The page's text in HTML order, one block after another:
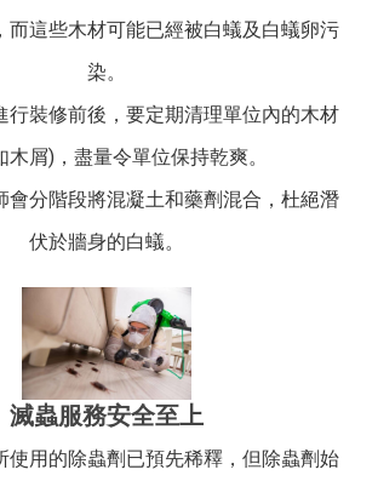
而這些木材可能已經被白蟻及白蟻卵污
染。
行裝修前後，要定期清理單位內的木材
木屑)，盡量令單位保持乾爽。
會分階段將混凝土和藥劑混合，杜絕潛
伏於牆身的白蟻。
滅蟲服務安全至上
使用的除蟲劑已預先稀釋，但除蟲劑始